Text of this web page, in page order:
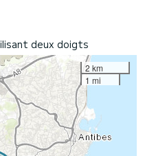
deux doigts
2 km
1 mi